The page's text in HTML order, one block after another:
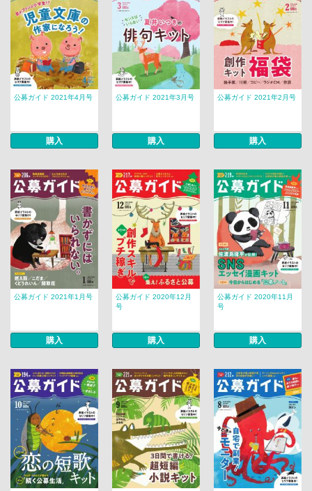
公募ガイド 2021年4月号
購入
公募ガイド 2021年3月号
購入
公募ガイド 2021年2月号
購入
公募ガイド 2021年1月号
購入
公募ガイド 2020年12月
号
購入
公募ガイド 2020年11月
号
購入